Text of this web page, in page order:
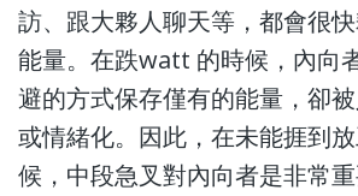
訪、跟大夥人聊天等，都會很
能量。在跌watt 的時候，內向
避的方式保存僅有的能量，卻
或情緒化。因此，在未能捱到
候，中段急叉對內向者是非常